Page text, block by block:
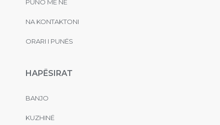
PUNO ME NE
NA KONTAKTONI
ORARI I PUNËS
HAPËSIRAT
BANJO
KUZHINË